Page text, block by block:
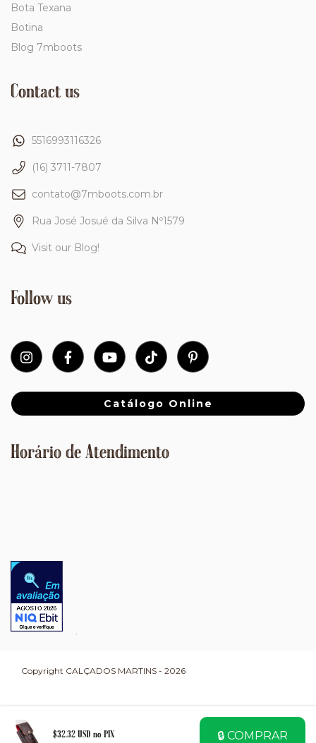
Bota Texana
Botina
Blog 7mboots
Contact us
5516993116326
(16) 3711-7807
contato@7mboots.com.br
Rua José Josué da Silva Nº1579
Visit our Blog!
Follow us
Catálogo Online
Horário de Atendimento
Copyright CALÇADOS MARTINS - 2026
$32.32 USD 🔒 COMPRAR